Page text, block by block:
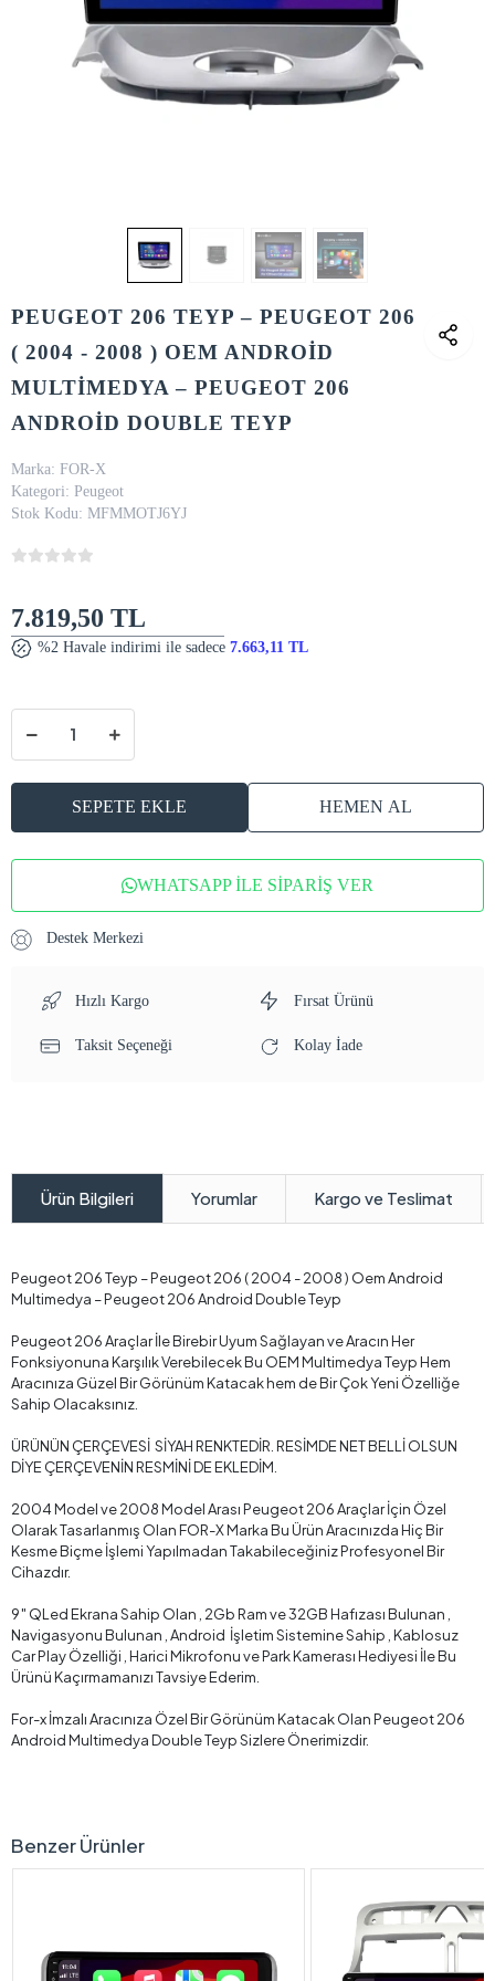
PEUGEOT 206 TEYP – PEUGEOT 206
( 2004 - 2008 ) OEM ANDROİD
MULTİMEDYA – PEUGEOT 206
ANDROİD DOUBLE TEYP
Marka: FOR-X
Kategori: Peugeot
Stok Kodu: MFMMOTJ6YJ
7.819,50 TL
%2 Havale indirimi ile sadece 7.663,11 TL
SEPETE EKLE HEMEN AL
WHATSAPP İLE SİPARİŞ VER
Destek Merkezi
Hızlı Kargo Fırsat Ürünü
Taksit Seçeneği Kolay İade
Ürün Bilgileri Yorumlar Kargo ve Teslimat
Peugeot 206 Teyp – Peugeot 206 ( 2004 - 2008 ) Oem Android
Multimedya – Peugeot 206 Android Double Teyp
Peugeot 206 Araçlar İle Birebir Uyum Sağlayan ve Aracın Her
Fonksiyonuna Karşılık Verebilecek Bu OEM Multimedya Teyp Hem
Aracınıza Güzel Bir Görünüm Katacak hem de Bir Çok Yeni Özelliğe
Sahip Olacaksınız.
ÜRÜNÜN ÇERÇEVESİ SİYAH RENKTEDİR. RESİMDE NET BELLİ OLSUN
DİYE ÇERÇEVENİN RESMİNİ DE EKLEDİM.
2004 Model ve 2008 Model Arası Peugeot 206 Araçlar İçin Özel
Olarak Tasarlanmış Olan FOR-X Marka Bu Ürün Aracınızda Hiç Bir
Kesme Biçme İşlemi Yapılmadan Takabileceğiniz Profesyonel Bir
Cihazdır.
9″ QLed Ekrana Sahip Olan , 2Gb Ram ve 32GB Hafızası Bulunan ,
Navigasyonu Bulunan , Android İşletim Sistemine Sahip , Kablosuz
Car Play Özelliği , Harici Mikrofonu ve Park Kamerası Hediyesi İle Bu
Ürünü Kaçırmamanızı Tavsiye Ederim.
For-x İmzalı Aracınıza Özel Bir Görünüm Katacak Olan Peugeot 206
Android Multimedya Double Teyp Sizlere Önerimizdir.
Benzer Ürünler